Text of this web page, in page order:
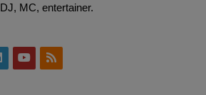
DJ, MC, entertainer.